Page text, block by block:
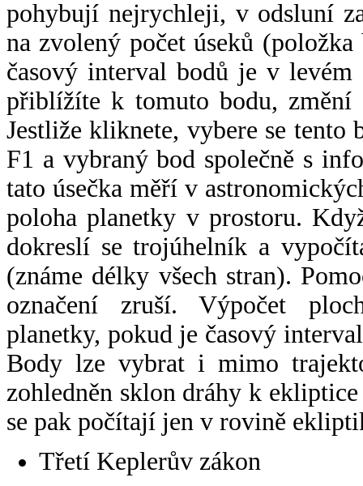
pohybují nejrychleji, v odsluní
na zvolený počet úseků
časový interval bodů je v
přiblížíte k tomuto bodu,
Jestliže kliknete, vybere se tento
F1 a vybraný bod společně s
tato úsečka měří v
poloha planetky v prostoru.
dokreslí se trojúhelník a
(známe délky všech stran).
označení zruší. Výpočet
planetky, pokud je časový
Body lze vybrat i mimo
zohledněn sklon dráhy k
se pak počítají jen v rovině
Třetí Keplerův zákon